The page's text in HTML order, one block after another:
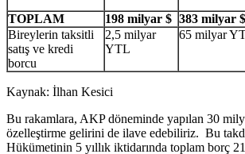
TOPLAM 198 milyar $ 383 milyar $
Bireylerin taksitli
satış ve kredi
borcu
2,5 milyar
YTL
65 milyar
Kaynak: İlhan Kesici
Bu rakamlara, AKP döneminde yapılan 30
özelleştirme gelirini de ilave edebiliriz. Bu
Hükümetinin 5 yıllık iktidarında toplam borç